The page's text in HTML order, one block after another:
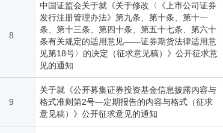
8
中国证监会关于就《关于修改〈《上市公司证券
发行注册管理办法》第九条、第十条、第十一
条、第十三条、第四十条、第五十七条、第六十
条有关规定的适用意见——证券期货法律适用意
见第18号〉的决定（征求意见稿）》公开征求意
见的通知
9
关于就《公开募集证券投资基金信息披露内容与
格式准则第2号—定期报告的内容与格式（征求
意见稿）》公开征求意见的通知